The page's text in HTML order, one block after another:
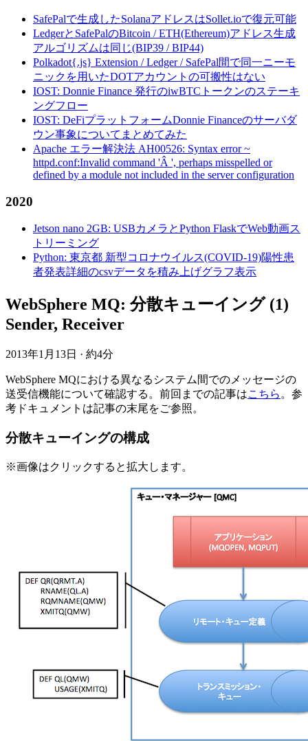
SafePalで生成したSolanaアドレスはSollet.ioで復元可能
LedgerとSafePalのBitcoin / ETH(Ethereum)アドレス生成
アルゴリズムは同じ(BIP39 / BIP44)
Polkadot{.js} Extension / Ledger / SafePal間で同一ニーモ
ニックを用いたDOTアカウントの可搬性はない
IOST: Donnie Finance 発行のiwBTCトークンのステーキ
ングフロー
IOST: DeFiプラットフォームDonnie Financeのサーバダ
ウン事象についてまとめてみた
Apache エラー解決法 AH00526: Syntax error ~
httpd.conf:Invalid command 'Â ', perhaps misspelled or
defined by a module not included in the server configuration
2020
Jetson nano 2GB: USBカメラとPython FlaskでWeb動画ス
トリーミング
Python: 東京都 新型コロナウイルス(COVID-19)陽性患
者発表詳細のcsvデータを積み上げグラフ表示
WebSphere MQ: 分散キューイング (1)
Sender, Receiver
2013年1月13日 · 約4分
WebSphere MQにおける異なるシステム間でのメッセージの
送受信機能について確認する。前回までの記事はこちら 。参
考ドキュメントは記事の末尾をご参照。
分散キューイングの構成
※画像はクリックすると拡大します。